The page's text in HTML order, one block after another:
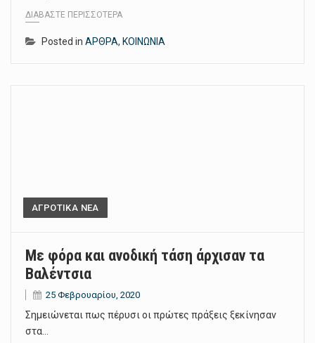
ΔΙΑΒΆΣΤΕ ΠΕΡΙΣΣΌΤΕΡΑ
Posted in ΑΡΘΡΑ, ΚΟΙΝΩΝΙΑ
ΑΓΡΟΤΙΚΑ ΝΕΑ
Με φόρα και ανοδική τάση άρχισαν τα
Βαλέντσια
25 Φεβρουαρίου, 2020
Σηµειώνεται πως πέρυσι οι πρώτες πράξεις ξεκίνησαν
στα…